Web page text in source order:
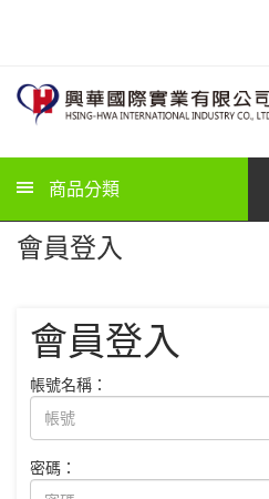
商品分類
會員登入
會員登入
帳號名稱：
密碼：